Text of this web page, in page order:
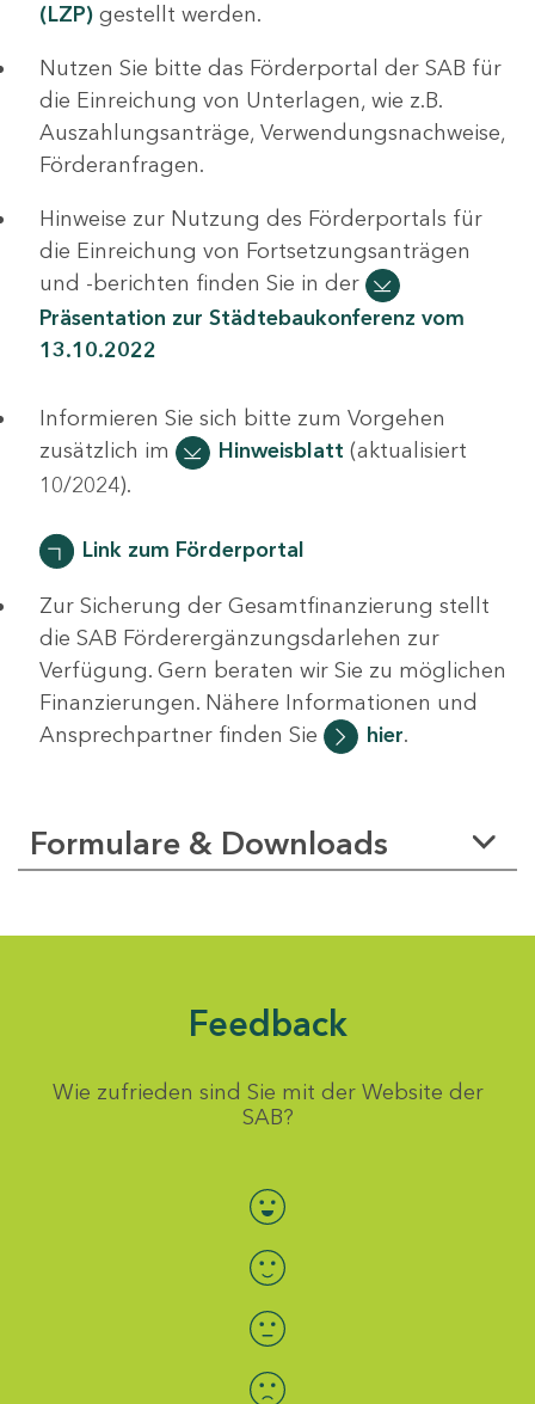
(LZP) gestellt werden.
Nutzen Sie bitte das Förderportal der SAB für
die Einreichung von Unterlagen, wie z.B.
Auszahlungsanträge, Verwendungsnachweise,
Förderanfragen.
Hinweise zur Nutzung des Förderportals für
die Einreichung von Fortsetzungsanträgen
und -berichten finden Sie in der
Präsentation zur Städtebaukonferenz vom
13.10.2022
Informieren Sie sich bitte zum Vorgehen
zusätzlich im
Hinweisblatt (aktualisiert
10/2024).
Link zum Förderportal
Zur Sicherung der Gesamtfinanzierung stellt
die SAB Förderergänzungsdarlehen zur
Verfügung. Gern beraten wir Sie zu möglichen
Finanzierungen. Nähere Informationen und
Ansprechpartner finden Sie
hier.
Formulare & Downloads
Feedback
Wie zufrieden sind Sie mit der Website der
SAB?
Bewertung auswählen